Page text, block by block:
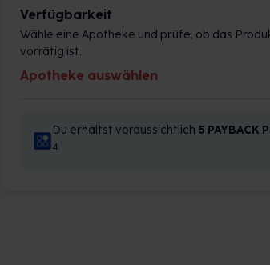
Verfügbarkeit
Wähle eine Apotheke und prüfe, ob das
vorrätig ist.
Apotheke auswählen
Du erhältst voraussichtlich 5 PAYBACK
4